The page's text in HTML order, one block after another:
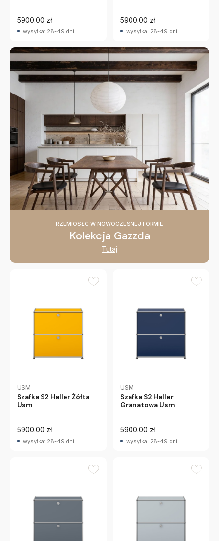
5900.00 zł
wysyłka: 28-49 dni
RZEMIOSŁO W NOWOCZESNEJ FORMIE
Kolekcja Gazzda
Tutaj
5900.00 zł
wysyłka: 28-49 dni
USM
Szafka S2 Haller Żółta
Usm
5900.00 zł
wysyłka: 28-49 dni
USM
Szafka S2 Haller
Granatowa Usm
5900.00 zł
wysyłka: 28-49 dni